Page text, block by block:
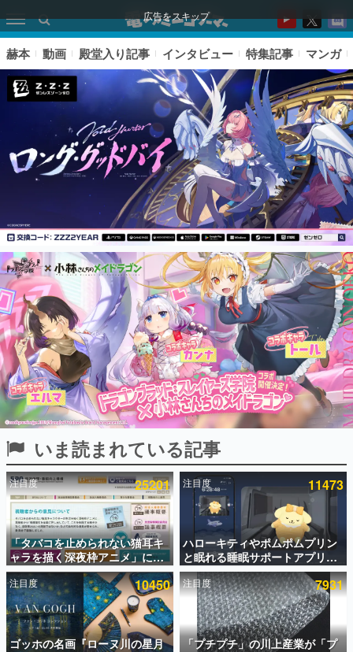
広告をスキップ
ピックアップ
電ファミのいま読まれている記事ランキング
アプリセール情報
インタビュー
連載・特集一覧
殿堂入り記事
SNS拡散数が数千以上！ ページビュー数万以上！ などな
ど。多くの人々に読まれた、電ファミ渾身の“殿堂入り”記
事をまとめました。
ゲームの企画書
名作ゲームクリエイターの方々に製作時のエピソードをお
聞きし、ヒットする企画（ゲーム）とは何か？を探ってい
きます。
赫本
この物語を解いてはいけない。『赫本』は、〈試験問題〉
の形をした短編ホラー小説集です。
新世代に訊く
これからのデジタルゲーム市場を担う若きクリエイター達
赫本 動画 殿堂入り記事 インタビュー 特集記事 マンガ
いま読まれている記事
注目度 25201
「タバコを止められない猫耳キ
ャラを描く深夜枠アニメ」に視
聴者の一部から批判意見。違法
薬物の使用と思しき描写も含め
て、BPOが議論を交わす
注目度 11473
ハローキティやポムポムプリン
と眠れる睡眠サポートアプリ
『ゆめたび』が配信中。キャラ
ごとのASMRや目覚ましアラー
ムも搭載
注目度 10450
ゴッホの名画『ローヌ川の星月
注目度 7931
「プチプチ」の川上産業が「プ